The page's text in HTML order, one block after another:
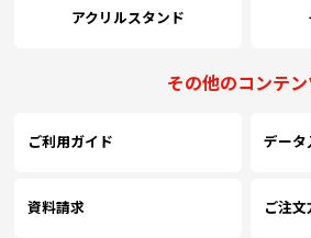
アクリルスタンド
その他のコンテ
ご利用ガイド データ
資料請求 ご注